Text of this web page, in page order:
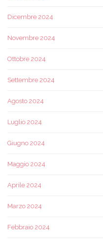
Dicembre 2024
Novembre 2024
Ottobre 2024
Settembre 2024
Agosto 2024
Luglio 2024
Giugno 2024
Maggio 2024
Aprile 2024
Marzo 2024
Febbraio 2024